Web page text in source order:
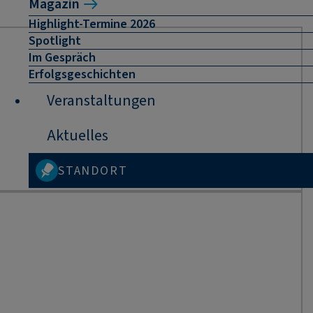
Magazin
Highlight-Termine 2026
Spotlight
Im Gespräch
Erfolgsgeschichten
Veranstaltungen
Aktuelles
STANDORT